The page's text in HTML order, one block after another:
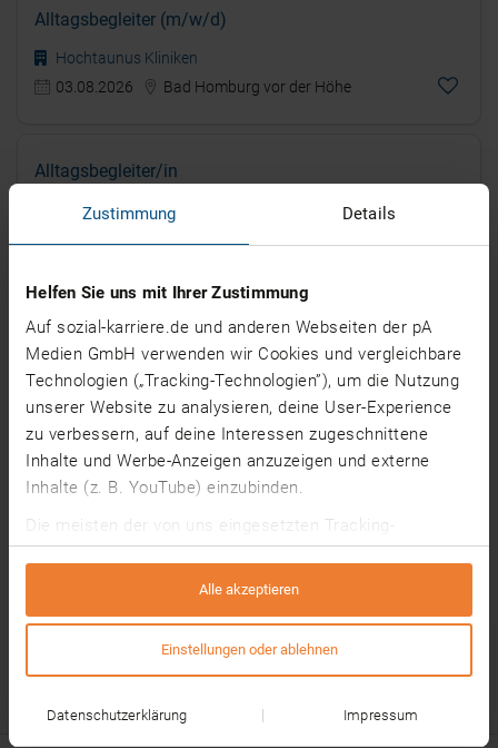
Zustimmung Details
Helfen Sie uns mit Ihrer Zustimmung
Auf sozial-karriere.de und anderen Webseiten der pA
Medien GmbH verwenden wir Cookies und vergleichbare
Technologien („Tracking-Technologien”), um die Nutzung
unserer Website zu analysieren, deine User-Experience
zu verbessern, auf deine Interessen zugeschnittene
Inhalte und Werbe-Anzeigen anzuzeigen und externe
Inhalte (z. B. YouTube) einzubinden.
Die meisten der von uns eingesetzten Tracking-
Technologien werden von Drittanbietern betrieben. Dabei
können auf Grundlage von Informationen über deine
Nutzungsprofile gebildet werden, die ggf. mit Daten von
anderen Websites angereichert werden.
deaktiviert und wir benötigen deine Einwilligung für deren
Alle akzeptieren
Einstellungen oder ablehnen
Datenschutzerklärung Impressum
Alltagsbegleiter (m/w/d)
Hochtaunus Kliniken
03.08.2026
Bad Homburg vor der Höhe
Alltagsbegleiter/in
Fikaj Assistenz GmbH
Engagierten Alltagsbegleiter nach § 43 SGB XI
(m/w/d)
Antoniusheim Altenzentrum GmbH
03.08.2026
Idsteiner Straße 109/111, 65193